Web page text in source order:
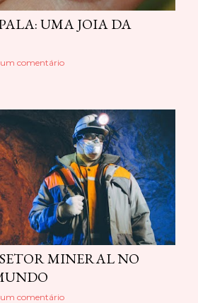
UMA JOIA DA
comentário
MINERAL NO
comentário